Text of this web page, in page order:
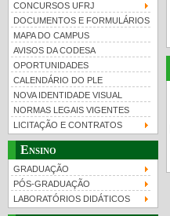
CONCURSOS UFRJ
DOCUMENTOS E FORMULÁRIOS
MAPA DO CAMPUS
AVISOS DA CODESA
OPORTUNIDADES
CALENDÁRIO DO PLE
NOVA IDENTIDADE VISUAL
NORMAS LEGAIS VIGENTES
LICITAÇÃO E CONTRATOS
Ensino
GRADUAÇÃO
PÓS-GRADUAÇÃO
LABORATÓRIOS DIDÁTICOS
UFRJ 100 anos